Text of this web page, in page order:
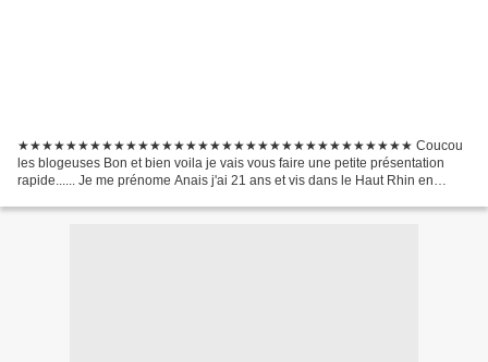
★★★★★★★★★★★★★★★★★★★★★★★★★★★★★★★★★ Coucou
les blogeuses Bon et bien voila je vais vous faire une petite présentation
rapide...... Je me prénome Anais j'ai 21 ans et vis dans le Haut Rhin en